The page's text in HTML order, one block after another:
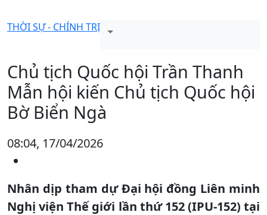
THỜI SỰ - CHÍNH TRỊ
Chủ tịch Quốc hội Trần Thanh
Mẫn hội kiến Chủ tịch Quốc hội
Bờ Biển Ngà
08:04, 17/04/2026
Nhân dịp tham dự Đại hội đồng Liên minh
Nghị viện Thế giới lần thứ 152 (IPU-152) tại